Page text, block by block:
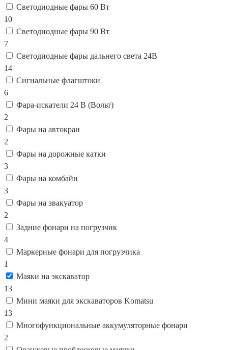
Светодиодные фары 60 Вт
10
Светодиодные фары 90 Вт
7
Светодиодные фары дальнего света 24В
14
Сигнальные флагштоки
6
Фара-искатели 24 В (Вольт)
2
Фары на автокран
2
Фары на дорожные катки
3
Фары на комбайн
3
Фары на эвакуатор
2
Задние фонари на погрузчик
4
Маркерные фонари для погрузчика
1
Маяки на экскаватор
13
Мини маяки для экскаваторов Komatsu
13
Многофункциональные аккумуляторные фонари
2